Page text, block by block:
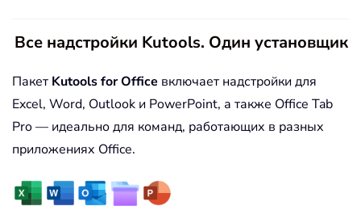
Все надстройки Kutools. Один установщик
Пакет Kutools for Office включает надстройки для
Excel, Word, Outlook и PowerPoint, а также Office Tab
Pro — идеально для команд, работающих в разных
приложениях Office.